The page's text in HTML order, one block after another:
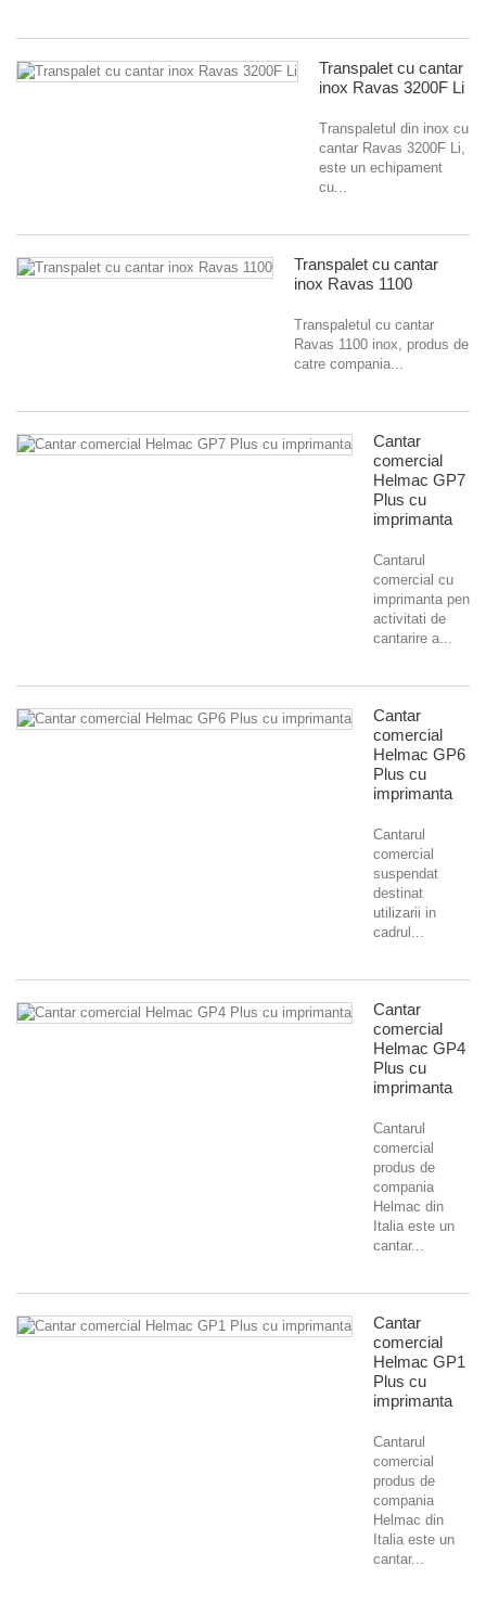
Transpalet cu cantar
inox Ravas 3200F Li
Transpaletul din inox cu
cantar Ravas 3200F Li,
este un echipament
cu...
Transpalet cu cantar
inox Ravas 1100
Transpaletul cu cantar
Ravas 1100 inox, produs de
catre compania...
Cantar
comercial
Helmac GP7
Plus cu
imprimanta
Cantarul
comercial cu
imprimanta pentru
activitati de
cantarire a...
Cantar
comercial
Helmac GP6
Plus cu
imprimanta
Cantarul
comercial
suspendat
destinat
utilizarii in
cadrul...
Cantar
comercial
Helmac GP4
Plus cu
imprimanta
Cantarul
comercial
produs de
compania
Helmac din
Italia este un
cantar...
Cantar
comercial
Helmac GP1
Plus cu
imprimanta
Cantarul
comercial
produs de
compania
Helmac din
Italia este un
cantar...